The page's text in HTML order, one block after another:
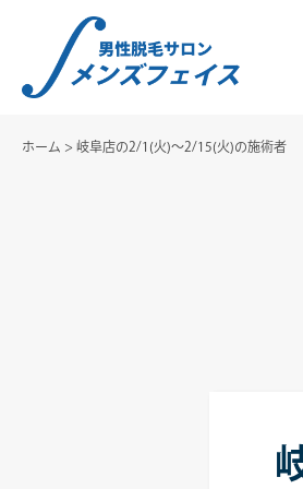
ホーム > 岐阜店の2/1(火)～2/15(火)の施術者